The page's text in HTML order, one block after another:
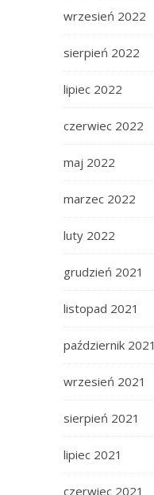
wrzesień 2022
sierpień 2022
lipiec 2022
czerwiec 2022
maj 2022
marzec 2022
luty 2022
grudzień 2021
listopad 2021
październik 2021
wrzesień 2021
sierpień 2021
lipiec 2021
czerwiec 2021